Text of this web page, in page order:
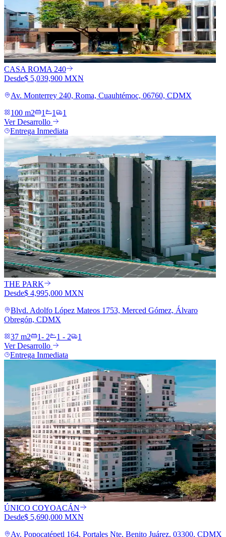
CASA ROMA 240
Desde$ 5,039,900 MXN
Av. Monterrey 240, Roma, Cuauhtémoc, 06760, CDMX
100 m2
1 1
1
Ver Desarrollo
Entrega Inmediata
THE PARK
Desde$ 4,995,000 MXN
Blvd. Adolfo López Mateos 1753, Merced Gómez, Álvaro
Obregón, CDMX
37 m2
1- 2 1 - 2
1
Ver Desarrollo
Entrega Inmediata
ÚNICO COYOACÁN
Desde$ 5,690,000 MXN
Av. Popocatépetl 164, Portales Nte, Benito Juárez, 03300, CDMX